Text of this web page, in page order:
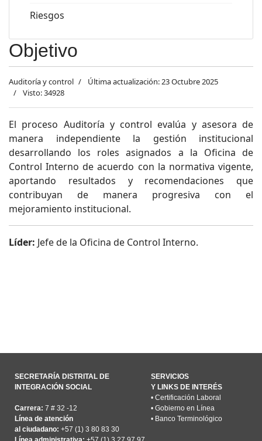
Riesgos
Objetivo
Auditoría y control
Última actualización: 23 Octubre 2025
Visto: 34928
El proceso Auditoría y control evalúa y asesora de
manera independiente la gestión institucional
desarrollando los roles asignados a la Oficina de
Control Interno de acuerdo con la normativa vigente,
aportando resultados y recomendaciones que
contribuyan de manera progresiva con el
mejoramiento institucional.
Líder: Jefe de la Oficina de Control Interno.
SECRETARÍA DISTRITAL DE
INTEGRACIÓN SOCIAL
Carrera: 7 # 32 -12
Línea de atención
al ciudadano: +57 (1) 3 80 83 30
SERVICIOS
Y LINKS DE INTERÉS
• Certificación Laboral
• Gobierno en Línea
• Banco Terminológico